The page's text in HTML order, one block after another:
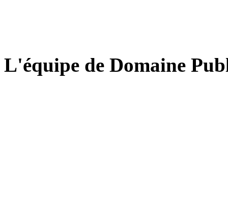
L'équipe de Domaine